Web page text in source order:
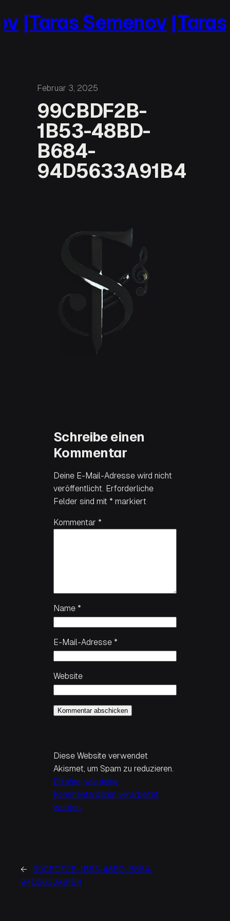
Inhalt
springen
|Taras Semenov|Taras
Februar 3, 2025
99CBDF2B-
1B53-48BD-
B684-
94D5633A91B4
Schreibe einen
Kommentar
Deine E-Mail-Adresse wird nicht
veröffentlicht. Erforderliche
Felder sind mit * markiert
Kommentar *
Name *
E-Mail-Adresse *
Website
Diese Website verwendet
Akismet, um Spam zu reduzieren.
Erfahre, wie deine
Kommentardaten verarbeitet
werden.
←
99CBDF2B-1B53-48BD-B684-
94D5633A91B4